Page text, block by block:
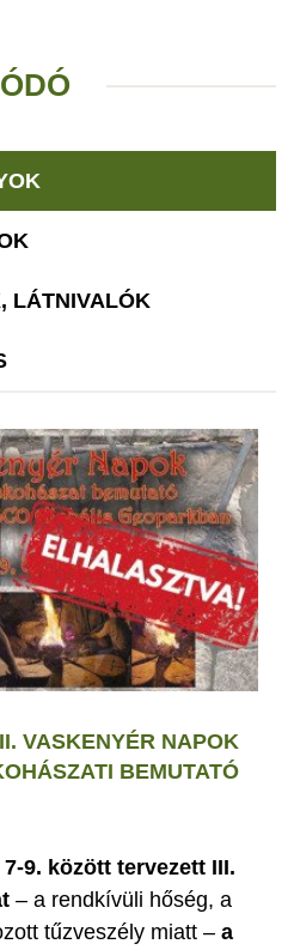
LÁTNIVALÓK
VASKENYÉR NAPOK
BEMUTATÓ
9. között tervezett III.
– a rendkívüli hőség, a
tűzveszély miatt – a